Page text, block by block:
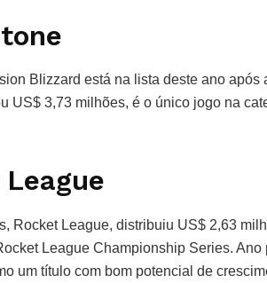
Blizzard está na lista deste ano após
US$ 3,73 milhões, é o único jogo na
Rocket League, distribuiu US$ 2,63
League Championship Series.
um título com bom potencial de